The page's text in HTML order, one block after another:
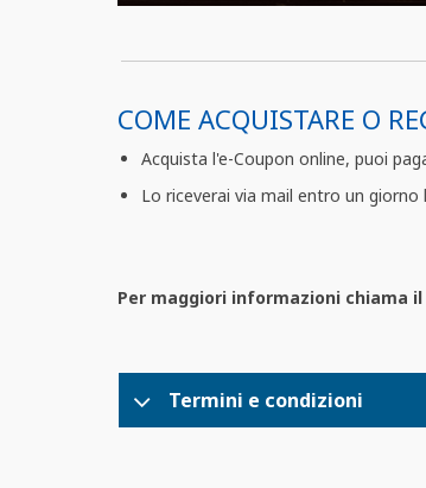
COME ACQUISTARE O
Acquista l'e-Coupon online, puoi
Lo riceverai via mail entro un giorno
Per maggiori informazioni chiama il
Termini e condizioni